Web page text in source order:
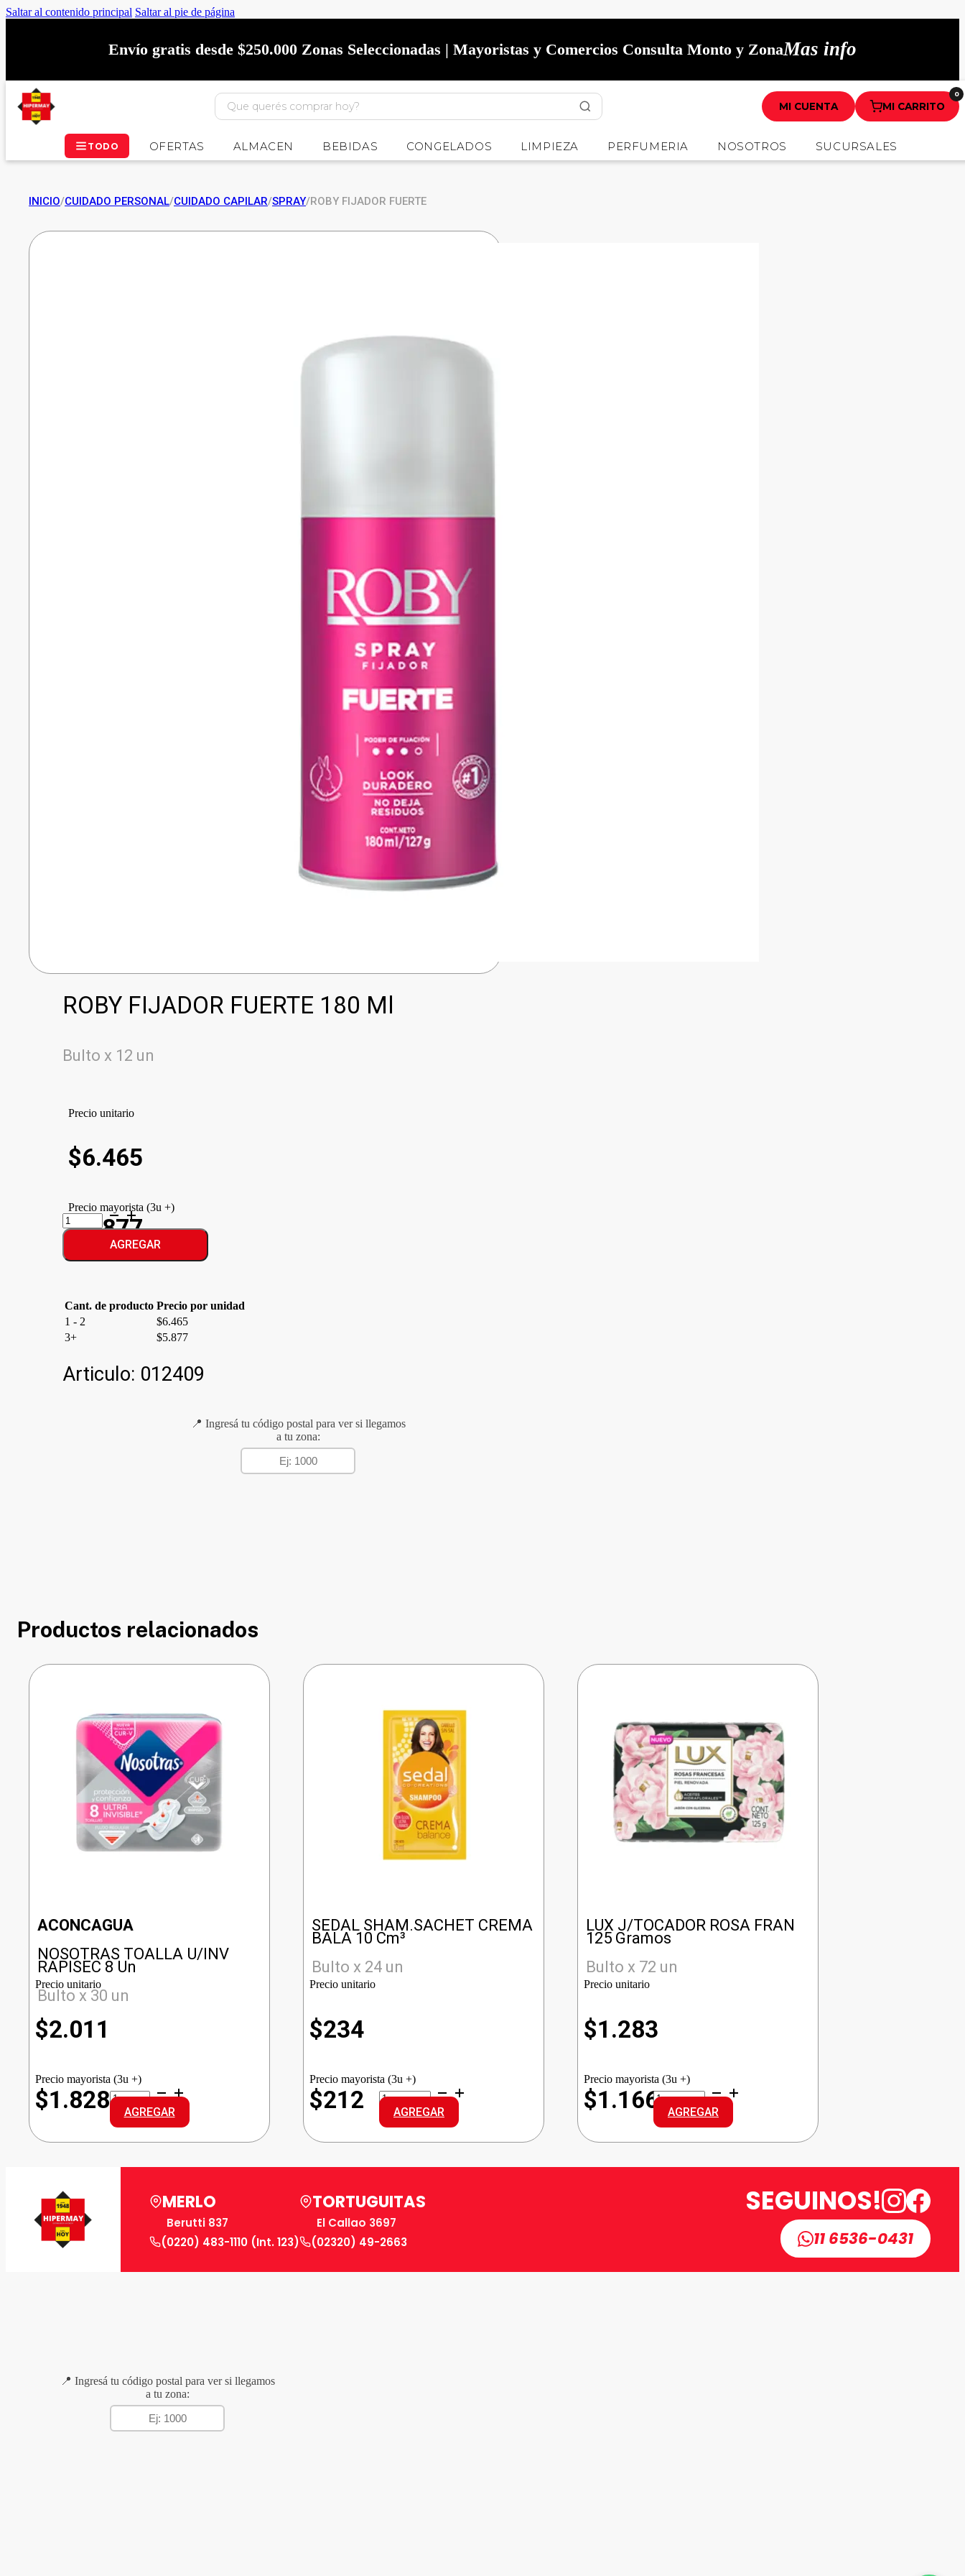
Saltar al contenido principal Saltar al pie de página
Envío gratis desde $250.000 Zonas Seleccionadas | Mayoristas y Comercios Consulta Monto y ZonaMas info
MI CUENTA MI CARRITO
0
TODO OFERTAS ALMACEN BEBIDAS CONGELADOS LIMPIEZA PERFUMERIA NOSOTROS SUCURSALES
INICIO/CUIDADO PERSONAL/CUIDADO CAPILAR/SPRAY/ROBY FIJADOR FUERTE
ROBY FIJADOR FUERTE 180 Ml
Bulto x 12 un
Precio unitario
$6.465
Precio mayorista (3u +)
$5.877
ROBY
FIJADOR
FUERTE
AGREGAR
Cant. de producto Precio por unidad
1 - 2
$6.465
3+
$5.877
Articulo: 012409
📍 Ingresá tu código postal para ver si llegamos
a tu zona:
Productos relacionados
ACONCAGUA
NOSOTRAS TOALLA U/INV
RAPISEC 8 Un
Bulto x 30 un
Precio unitario
$2.011
Precio mayorista (3u +)
$1.828NOSOTRAS
TOALLA
U/INV
RAPISEC
cantidad
AGREGAR
SEDAL SHAM.SACHET CREMA
BALA 10 Cm³
Bulto x 24 un
Precio unitario
$234
Precio mayorista (3u +)
$212
SEDAL
SHAM.SACHET
CREMA
BALA
cantidad
AGREGAR
LUX J/TOCADOR ROSA FRAN
125 Gramos
Bulto x 72 un
Precio unitario
$1.283
Precio mayorista (3u +)
$1.166LUX
J/TOCADOR
ROSA
FRAN
cantidad
AGREGAR
MERLO
Berutti 837
(0220) 483-1110 (Int. 123)
TORTUGUITAS
El Callao 3697
(02320) 49-2663
SEGUINOS!
11 6536-0431
📍 Ingresá tu código postal para ver si llegamos
a tu zona: